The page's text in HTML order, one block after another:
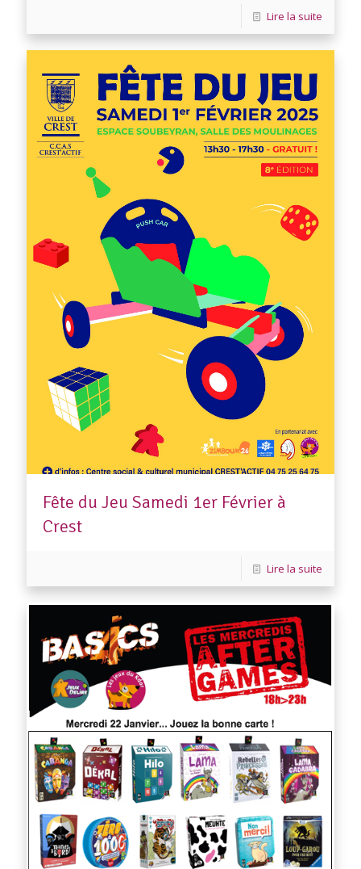
Lire la suite
Fête du Jeu Samedi 1er Février à
Crest
Lire la suite